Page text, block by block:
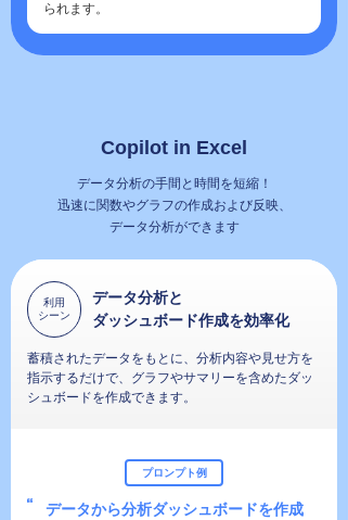
られます。
Copilot in Excel
データ分析の手間と時間を短縮！
迅速に関数やグラフの作成および反映、
データ分析ができます
利用
シーン
データ分析と
ダッシュボード作成を効率化
蓄積されたデータをもとに、分析内容や見せ方を
指示するだけで、グラフやサマリーを含めたダッ
シュボードを作成できます。
プロンプト例
データから分析ダッシュボードを作成